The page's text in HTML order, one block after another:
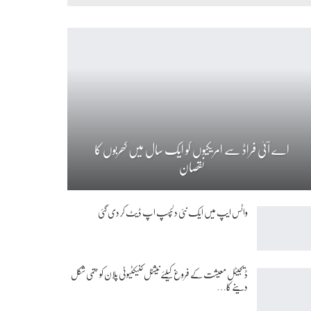
اے آئی فراڈ سے امریکیوں کو ایک سال میں کھربوں کا
نقصان
واٹس ایپ میں ایک نئی دلچسپ اپ ڈیٹ کر دی گئی
ڈیجیٹل معیشت کے فروغ کیلئے نیشنل کنیکٹیوٹی پلان کو حتمی شکل
دینے کا…